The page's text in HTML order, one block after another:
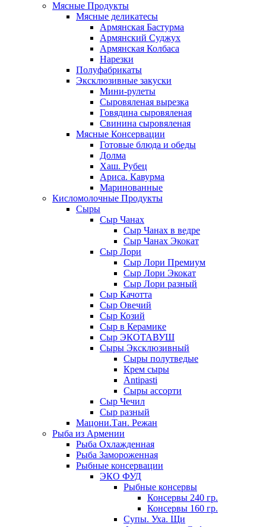
Мясные Продукты
Мясные деликатесы
Армянская Бастурма
Армянский Суджух
Армянская Колбаса
Нарезки
Полуфабрикаты
Эксклюзивные закуски
Мини-рулеты
Сыровяленая вырезка
Говядина сыровяленая
Свинина сыровяленая
Мясные Консервации
Готовые блюда и обеды
Долма
Хаш. Рубец
Ариса. Кавурма
Маринованные
Кисломолочные Продукты
Сыры
Сыр Чанах
Сыр Чанах в ведре
Сыр Чанах Экокат
Сыр Лори
Сыр Лори Премиум
Сыр Лори Экокат
Сыр Лори разный
Сыр Качотта
Сыр Овечий
Сыр Козий
Сыр в Керамике
Сыр ЭКОТАВУШ
Сыры Эксклюзивный
Сыры полутведые
Крем сыры
Antipasti
Сыры ассорти
Сыр Чечил
Сыр разный
Мацони.Тан. Режан
Рыба из Армении
Рыба Охлажденная
Рыба Замороженная
Рыбные консервации
ЭКО ФУД
Рыбные консервы
Консервы 240 гр.
Консервы 160 гр.
Супы. Уха. Щи